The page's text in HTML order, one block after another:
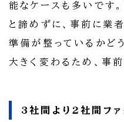
能なケースも多いです
と諦めずに、事前に業
準備が整っているかど
大きく変わるため、事
3社間より2社間ファ